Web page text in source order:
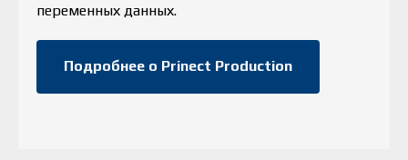
переменных данных.
Подробнее о Prinect Production